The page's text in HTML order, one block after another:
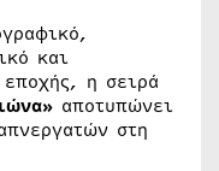
και
η σειρά
αποτυπώνει
στη